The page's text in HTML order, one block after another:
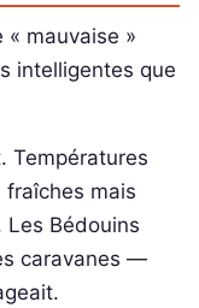
« mauvaise »
intelligentes que
Températures
fraîches mais
Bédouins
caravanes —